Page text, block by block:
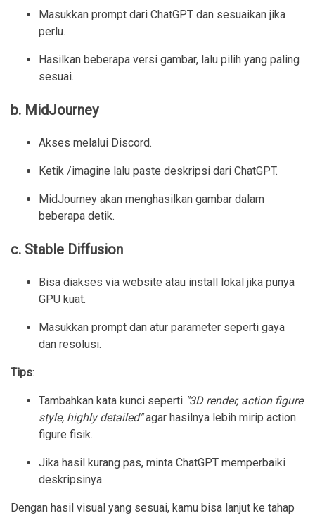
Masukkan prompt dari ChatGPT dan sesuaikan jika
perlu.
Hasilkan beberapa versi gambar, lalu pilih yang paling
sesuai.
b. MidJourney
Akses melalui Discord.
Ketik /imagine lalu paste deskripsi dari ChatGPT.
MidJourney akan menghasilkan gambar dalam
beberapa detik.
c. Stable Diffusion
Bisa diakses via website atau install lokal jika punya
GPU kuat.
Masukkan prompt dan atur parameter seperti gaya
dan resolusi.
Tips:
Tambahkan kata kunci seperti "3D render, action figure
style, highly detailed"agar hasilnya lebih mirip action
figure fisik.
Jika hasil kurang pas, minta ChatGPT memperbaiki
deskripsinya.
Dengan hasil visual yang sesuai, kamu bisa lanjut ke tahap